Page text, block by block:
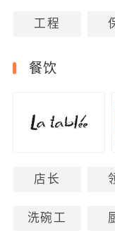
工程
餐饮
店长
洗碗工